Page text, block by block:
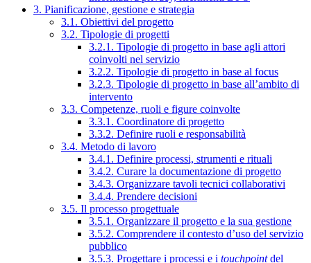
3. Pianificazione, gestione e strategia
3.1. Obiettivi del progetto
3.2. Tipologie di progetti
3.2.1. Tipologie di progetto in base agli attori
coinvolti nel servizio
3.2.2. Tipologie di progetto in base al focus
3.2.3. Tipologie di progetto in base all’ambito di
intervento
3.3. Competenze, ruoli e figure coinvolte
3.3.1. Coordinatore di progetto
3.3.2. Definire ruoli e responsabilità
3.4. Metodo di lavoro
3.4.1. Definire processi, strumenti e rituali
3.4.2. Curare la documentazione di progetto
3.4.3. Organizzare tavoli tecnici collaborativi
3.4.4. Prendere decisioni
3.5. Il processo progettuale
3.5.1. Organizzare il progetto e la sua gestione
3.5.2. Comprendere il contesto d’uso del servizio
pubblico
3.5.3. Progettare i processi e i touchpointdel